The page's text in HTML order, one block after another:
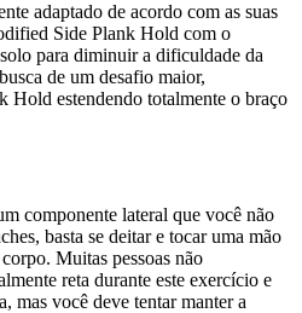
adaptado de acordo com as suas
Side Plank Hold com o
para diminuir a dificuldade da
de um desafio maior,
Hold estendendo totalmente o braço
componente lateral que você não
basta se deitar e tocar uma mão
Muitas pessoas não
reta durante este exercício e
mas você deve tentar manter a